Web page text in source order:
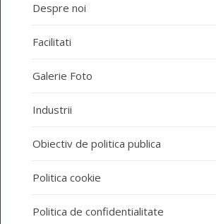
Despre noi
Facilitati
Galerie Foto
Industrii
Obiectiv de politica publica
Politica cookie
Politica de confidentialitate